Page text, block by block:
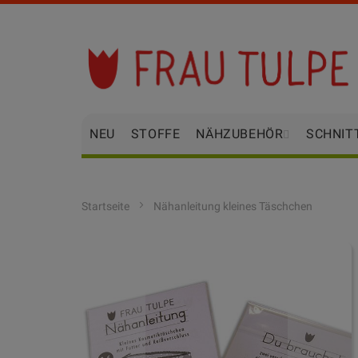
Inhalt
springen
NEU STOFFE NÄHZUBEHÖR
Startseite Nähanleitung kleines Täschchen
springen